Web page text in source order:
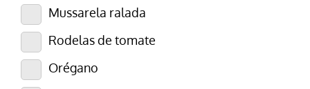
Mussarela ralada
Rodelas de tomate
Orégano